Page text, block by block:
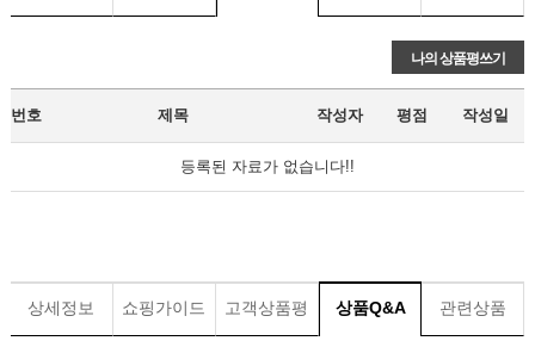
나의 상품평쓰기
번호 제목 작성자 평점 작성일
등록된 자료가 없습니다!!
상세정보 쇼핑가이드 고객상품평 상품Q&A 관련상품